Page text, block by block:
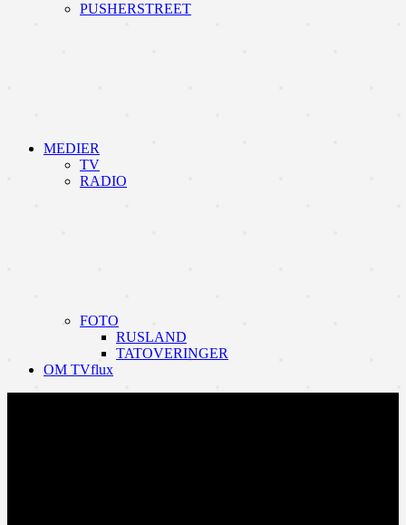
PUSHERSTREET
MEDIER
TV
RADIO
FOTO
RUSLAND
TATOVERINGER
OM TVflux